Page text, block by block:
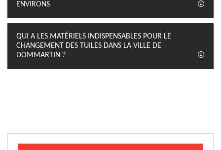
ENVIRONS
QUI A LES MATÉRIELS INDISPENSABLES POUR LE
CHANGEMENT DES TUILES DANS LA VILLE DE
DOMMARTIN ?